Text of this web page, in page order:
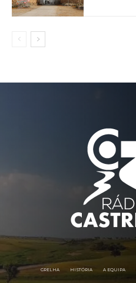
GRELHA HISTÓRIA A EQUIPA